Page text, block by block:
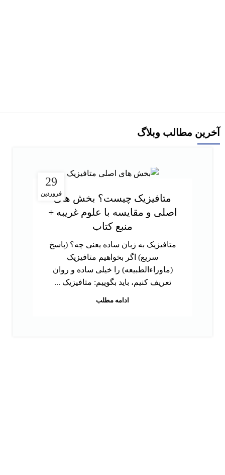
آخرین مطالب وبلاگ
29
فروردینمتافیزیک چیست؟ بخش های
اصلی و مقایسه با علوم غریبه +
منبع کتاب
متافیزیک به زبان ساده یعنی چه؟ (پاسخ
سریع) اگر بخواهیم متافیزیک
(ماوراءالطبیعه) را خیلی ساده و روان
تعریف کنیم، باید بگوییم: متافیزیک ...
ادامه مطلب